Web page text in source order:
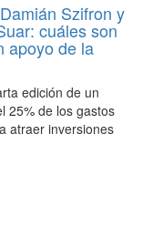
Szifron y
cuáles son
apoyo de la
edición de un
25% de los gastos
atraer inversiones